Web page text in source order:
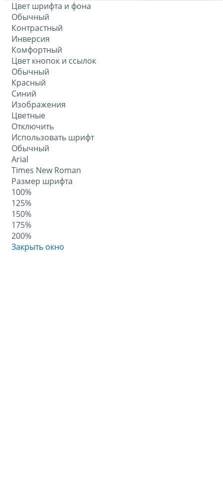
Цвет шрифта и фона
Обычный
Контрастный
Инверсия
Комфортный
Цвет кнопок и ссылок
Обычный
Красный
Синий
Изображения
Цветные
Отключить
Использовать шрифт
Обычный
Arial
Times New Roman
Размер шрифта
100%
125%
150%
175%
200%
Закрыть окно